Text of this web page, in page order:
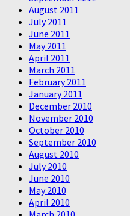
August 2011
July 2011
June 2011
May 2011
April 2011
March 2011
February 2011
January 2011
December 2010
November 2010
October 2010
September 2010
August 2010
July 2010
June 2010
May 2010
April 2010